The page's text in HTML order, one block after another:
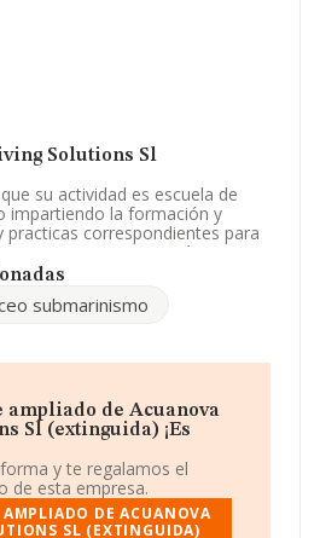
Solutions Sl
su actividad es escuela de
impartiendo la formación y
practicas correspondientes para
La empresa está
Limitada. Su CNAE
La empresa no tiene actividad
Diving Solutions S.L
167 2 B, (28034), Madrid,
y disponiendo de los datos de
en el ámbito nacional la
de 2.827 millones de euros y
de ventas entre todas las
submarinismo
de Acuanova
Sl (extinguida) ¡Es
y te regalamos el
de esta empresa.
DE ACUANOVA
SL (EXTINGUIDA)